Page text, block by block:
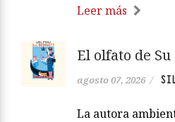
Leer más
El olfato de
agosto 07, 2026 /
La autora